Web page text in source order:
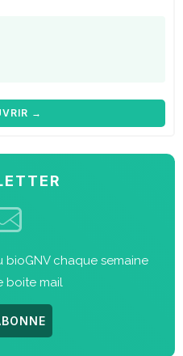
→
bioGNV chaque semaine
boite mail